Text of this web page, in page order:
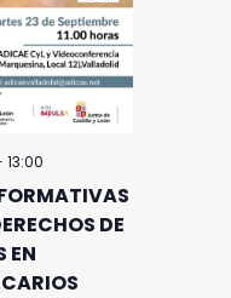
DE
EN
13:00